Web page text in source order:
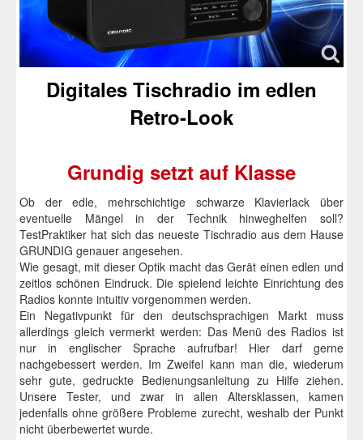
Speichermedien
Tablet-Computer
Webcams
Digital-Kameras
Haushalt-Wohnen
Mobilität
Auto
Fahrrad
Navigations-Systeme
Reisen
Hund-Katz
Digitales Tischradio im edlen
Retro-Look
Grundig setzt auf Klasse
Ob der edle, mehrschichtige schwarze Klavierlack über
eventuelle Mängel in der Technik hinweghelfen soll?
TestPraktiker hat sich das neueste Tischradio aus dem Hause
GRUNDIG genauer angesehen.
Wie gesagt, mit dieser Optik macht das Gerät einen edlen und
zeitlos schönen Eindruck. Die spielend leichte Einrichtung des
Radios konnte intuitiv vorgenommen werden.
Ein Negativpunkt für den deutschsprachigen Markt muss
allerdings gleich vermerkt werden: Das Menü des Radios ist
nur in englischer Sprache aufrufbar! Hier darf gerne
nachgebessert werden. Im Zweifel kann man die, wiederum
sehr gute, gedruckte Bedienungsanleitung zu Hilfe ziehen.
Unsere Tester, und zwar in allen Altersklassen, kamen
jedenfalls ohne größere Probleme zurecht, weshalb der Punkt
nicht überbewertet wurde.